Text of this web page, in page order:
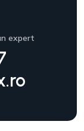
expert